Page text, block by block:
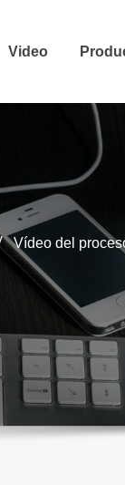
Video
Vídeo del